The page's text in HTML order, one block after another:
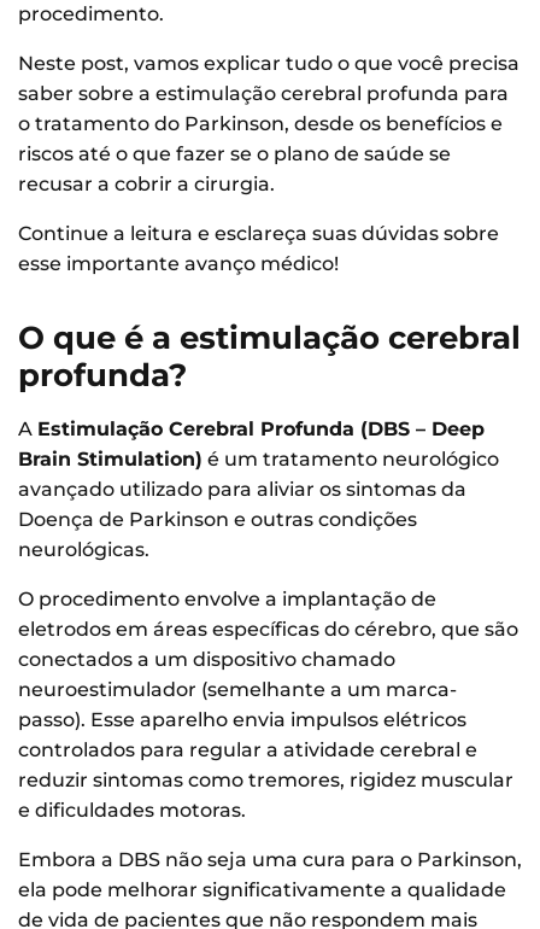
procedimento.
Neste post, vamos explicar tudo o que você precisa
saber sobre a estimulação cerebral profunda para
o tratamento do Parkinson, desde os benefícios e
riscos até o que fazer se o plano de saúde se
recusar a cobrir a cirurgia.
Continue a leitura e esclareça suas dúvidas sobre
esse importante avanço médico!
O que é a estimulação cerebral
profunda?
A Estimulação Cerebral Profunda (DBS – Deep
Brain Stimulation) é um tratamento neurológico
avançado utilizado para aliviar os sintomas da
Doença de Parkinson e outras condições
neurológicas.
O procedimento envolve a implantação de
eletrodos em áreas específicas do cérebro, que são
conectados a um dispositivo chamado
neuroestimulador (semelhante a um marca-
passo). Esse aparelho envia impulsos elétricos
controlados para regular a atividade cerebral e
reduzir sintomas como tremores, rigidez muscular
e dificuldades motoras.
Embora a DBS não seja uma cura para o Parkinson,
ela pode melhorar significativamente a qualidade
de vida de pacientes que não respondem mais